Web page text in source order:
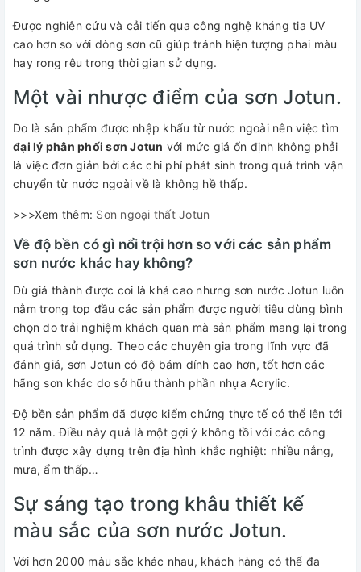
Được nghiên cứu và cải tiến qua công nghệ kháng tia UV
cao hơn so với dòng sơn cũ giúp tránh hiện tượng phai màu
hay rong rêu trong thời gian sử dụng.
Một vài nhược điểm của sơn Jotun.
Do là sản phẩm được nhập khẩu từ nước ngoài nên việc tìm
đại lý phân phối sơn Jotun với mức giá ổn định không phải
là việc đơn giản bởi các chi phí phát sinh trong quá trình vận
chuyển từ nước ngoài về là không hề thấp.
>>>Xem thêm: Sơn ngoại thất Jotun
Về độ bền có gì nổi trội hơn so với các sản phẩm
sơn nước khác hay không?
Dù giá thành được coi là khá cao nhưng sơn nước Jotun luôn
nằm trong top đầu các sản phẩm được người tiêu dùng bình
chọn do trải nghiệm khách quan mà sản phẩm mang lại trong
quá trình sử dụng. Theo các chuyên gia trong lĩnh vực đã
đánh giá, sơn Jotun có độ bám dính cao hơn, tốt hơn các
hãng sơn khác do sở hữu thành phần nhựa Acrylic.
Độ bền sản phẩm đã được kiểm chứng thực tế có thể lên tới
12 năm. Điều này quả là một gợi ý không tồi với các công
trình được xây dựng trên địa hình khắc nghiệt: nhiều nắng,
mưa, ẩm thấp…
Sự sáng tạo trong khâu thiết kế
màu sắc của sơn nước Jotun.
Với hơn 2000 màu sắc khác nhau, khách hàng có thể đa